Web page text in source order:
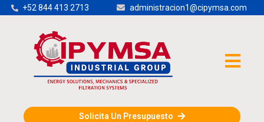
+52 844 413 2713 administracion1@cipymsa.com
Solicita Un Presupuesto